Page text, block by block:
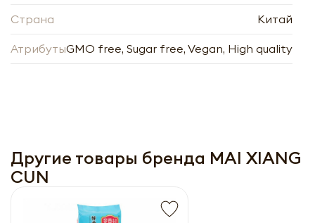
Страна Китай
АтрибутыGMO free, Sugar free, Vegan, High quality
Другие товары бренда MAI XIANG
CUN